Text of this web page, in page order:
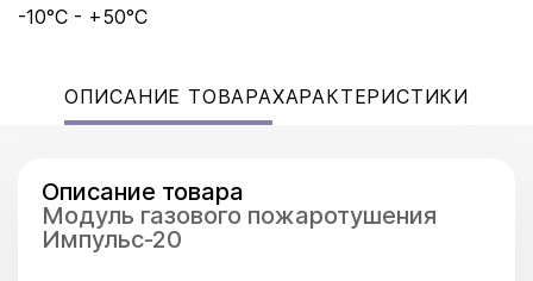
-10°C - +50°C
ОПИСАНИЕ ТОВАРАХАРАКТЕРИСТИКИ
Описание товара
Модуль газового пожаротушения
Импульс-20